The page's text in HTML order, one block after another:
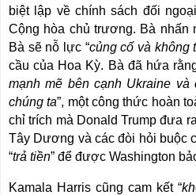
biệt lập về chính sách đối
Cộng hòa chủ trương. Bà nhấn
Bà sẽ nỗ lực “củng cố và không
cầu của Hoa Kỳ. Bà đã hứa
mạnh mẽ bên cạnh Ukraine và
chúng ta”, một công thức hoàn
chỉ trích mà Donald Trump đưa
Tây Dương và các đòi hỏi buộc
“trả tiền” để được Washington
Kamala Harris cũng cam kết “